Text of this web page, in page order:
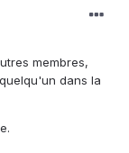
membres,
dans la